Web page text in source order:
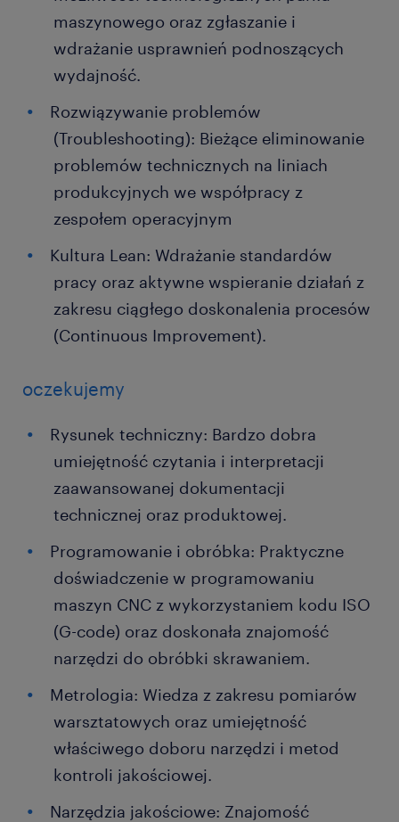
maszynowego oraz zgłaszanie i
wdrażanie usprawnień podnoszących
wydajność.
Rozwiązywanie problemów
(Troubleshooting): Bieżące eliminowanie
problemów technicznych na liniach
produkcyjnych we współpracy z
zespołem operacyjnym
Kultura Lean: Wdrażanie standardów
pracy oraz aktywne wspieranie działań z
zakresu ciągłego doskonalenia procesów
(Continuous Improvement).
oczekujemy
Rysunek techniczny: Bardzo dobra
umiejętność czytania i interpretacji
zaawansowanej dokumentacji
technicznej oraz produktowej.
Programowanie i obróbka: Praktyczne
doświadczenie w programowaniu
maszyn CNC z wykorzystaniem kodu ISO
(G-code) oraz doskonała znajomość
narzędzi do obróbki skrawaniem.
Metrologia: Wiedza z zakresu pomiarów
warsztatowych oraz umiejętność
właściwego doboru narzędzi i metod
kontroli jakościowej.
Narzędzia jakościowe: Znajomość